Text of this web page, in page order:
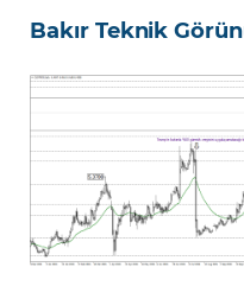
Bakır Teknik